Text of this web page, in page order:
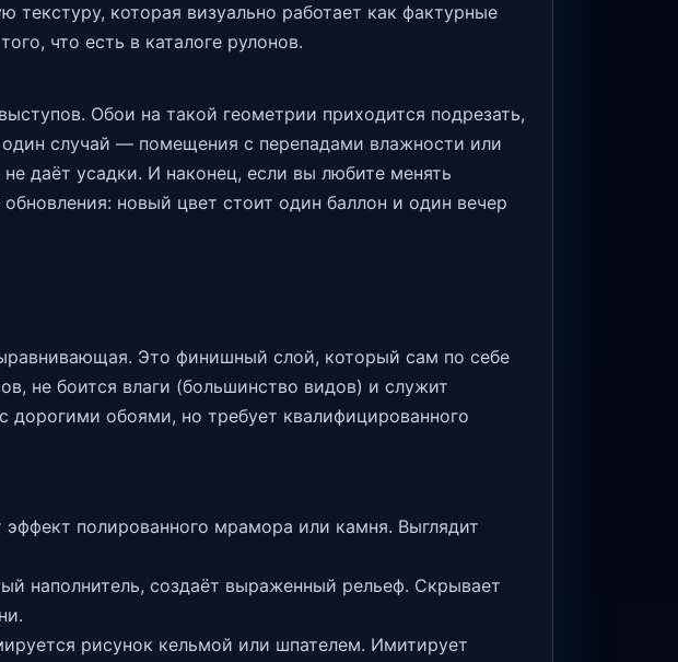
которая визуально работает как фактурные
что есть в каталоге рулонов.
Обои на такой геометрии приходится подрезать,
случай — помещения с перепадами влажности или
даёт усадки. И наконец, если вы любите менять
новый цвет стоит один баллон и один вечер
Это финишный слой, который сам по себе
не боится влаги (большинство видов) и служит
дорогими обоями, но требует квалифицированного
полированного мрамора или камня. Выглядит
наполнитель, создаёт выраженный рельеф. Скрывает
рисунок кельмой или шпателем. Имитирует